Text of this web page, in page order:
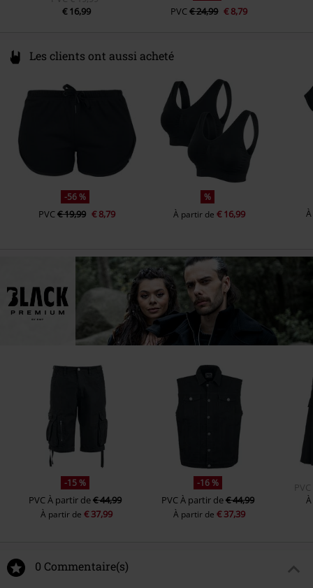
€ 16,99
PVC€ 24,99 € 8,79
Les clients ont aussi acheté
-56 %
PVC€ 19,99 € 8,79
%
À partir de€ 16,99
-15 %
PVCÀ partir de€ 44,99
À partir de€ 37,99
-16 %
PVCÀ partir de€ 44,99
À partir de€ 37,39
PVC
0 Commentaire(s)